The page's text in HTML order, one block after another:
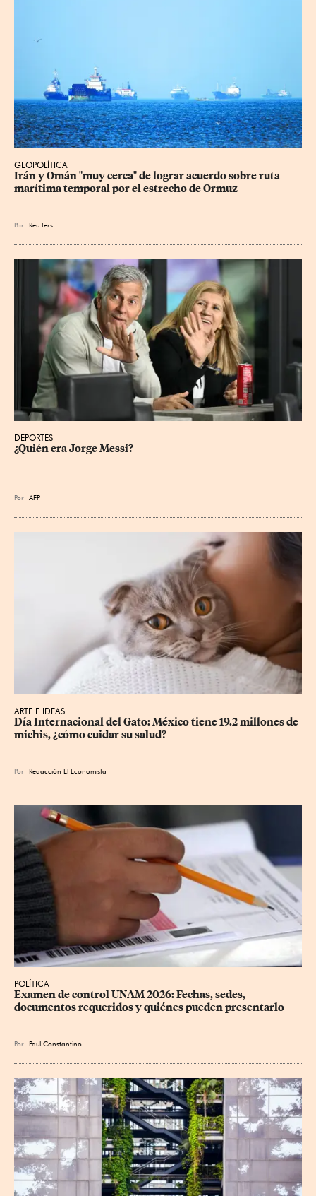
GEOPOLÍTICA
Irán y Omán "muy cerca" de lograr acuerdo sobre ruta
marítima temporal por el estrecho de Ormuz
Por Reu ters
DEPORTES
¿Quién era Jorge Messi?
Por AFP
ARTE E IDEAS
Día Internacional del Gato: México tiene 19.2 millones de
michis, ¿cómo cuidar su salud?
Por Redacción El Economista
POLÍTICA
Examen de control UNAM 2026: Fechas, sedes,
documentos requeridos y quiénes pueden presentarlo
Por Paul Constantino